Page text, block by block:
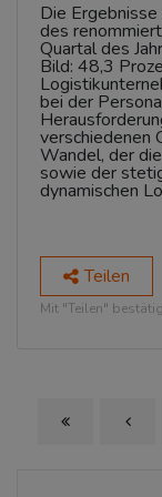
Die
des
Quartal des
Bild: 48,3
bei der
verschiedenen
Wandel, der
sowie der
dynamischen
Teilen
Mit "Teilen"
First Page